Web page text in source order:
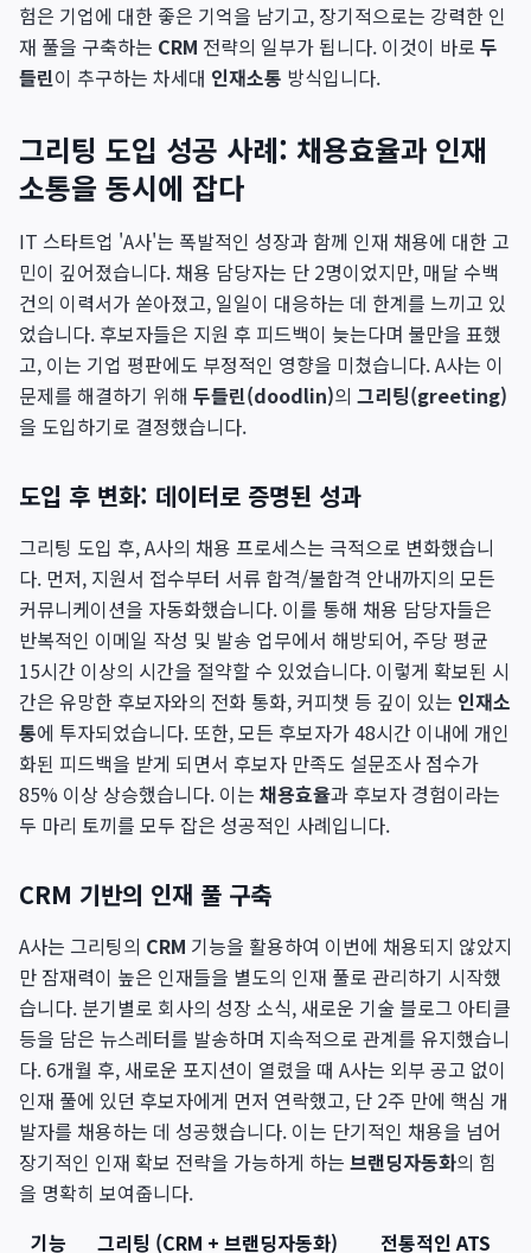
험은 기업에 대한 좋은 기억을 남기고, 장기적으로는 강력한 인
재 풀을 구축하는 CRM 전략의 일부가 됩니다. 이것이 바로 두
들린이 추구하는 차세대 인재소통 방식입니다.
그리팅 도입 성공 사례: 채용효율과 인재
소통을 동시에 잡다
IT 스타트업 'A사'는 폭발적인 성장과 함께 인재 채용에 대한 고
민이 깊어졌습니다. 채용 담당자는 단 2명이었지만, 매달 수백
건의 이력서가 쏟아졌고, 일일이 대응하는 데 한계를 느끼고 있
었습니다. 후보자들은 지원 후 피드백이 늦는다며 불만을 표했
고, 이는 기업 평판에도 부정적인 영향을 미쳤습니다. A사는 이
문제를 해결하기 위해 두들린(doodlin)의 그리팅(greeting)
을 도입하기로 결정했습니다.
도입 후 변화: 데이터로 증명된 성과
그리팅 도입 후, A사의 채용 프로세스는 극적으로 변화했습니
다. 먼저, 지원서 접수부터 서류 합격/불합격 안내까지의 모든
커뮤니케이션을 자동화했습니다. 이를 통해 채용 담당자들은
반복적인 이메일 작성 및 발송 업무에서 해방되어, 주당 평균
15시간 이상의 시간을 절약할 수 있었습니다. 이렇게 확보된 시
간은 유망한 후보자와의 전화 통화, 커피챗 등 깊이 있는 인재소
통에 투자되었습니다. 또한, 모든 후보자가 48시간 이내에 개인
화된 피드백을 받게 되면서 후보자 만족도 설문조사 점수가
85% 이상 상승했습니다. 이는 채용효율과 후보자 경험이라는
두 마리 토끼를 모두 잡은 성공적인 사례입니다.
CRM 기반의 인재 풀 구축
A사는 그리팅의 CRM 기능을 활용하여 이번에 채용되지 않았지
만 잠재력이 높은 인재들을 별도의 인재 풀로 관리하기 시작했
습니다. 분기별로 회사의 성장 소식, 새로운 기술 블로그 아티클
등을 담은 뉴스레터를 발송하며 지속적으로 관계를 유지했습니
다. 6개월 후, 새로운 포지션이 열렸을 때 A사는 외부 공고 없이
인재 풀에 있던 후보자에게 먼저 연락했고, 단 2주 만에 핵심 개
발자를 채용하는 데 성공했습니다. 이는 단기적인 채용을 넘어
장기적인 인재 확보 전략을 가능하게 하는 브랜딩자동화의 힘
을 명확히 보여줍니다.
기능
그리팅 (CRM + 브랜딩자동화) 전통적인 ATS